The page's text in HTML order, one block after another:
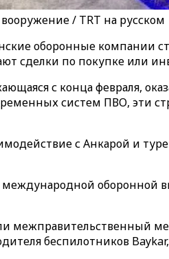
/ TRT на русском
оборонные компании
сделки по покупке или
с конца февраля,
систем ПВО, эти
с Анкарой и
оборонной
межправительственный
беспилотников